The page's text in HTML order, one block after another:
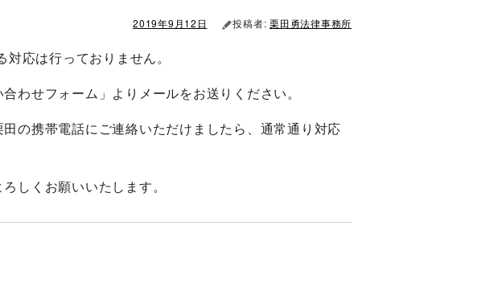
2019年9月12日 投稿者: 栗田勇法律事務所
応は行っておりません。
わせフォーム」よりメールをお送りください。
の携帯電話にご連絡いただけましたら、通常通り対応
しくお願いいたします。